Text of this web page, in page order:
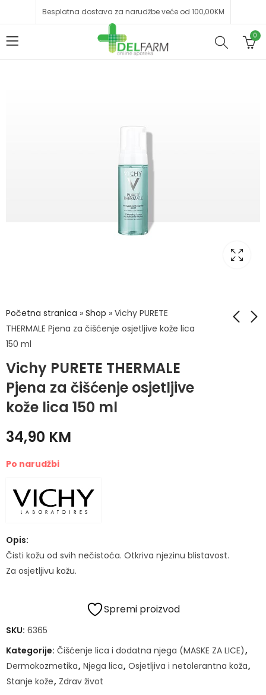
Besplatna dostava za narudžbe veće od 100,00KM
0
Početna stranica » Shop » Vichy PURETE
THERMALE Pjena za čišćenje osjetljive kože lica
150 ml
Vichy PURETE THERMALE
Pjena za čišćenje osjetljive
kože lica 150 ml
thermal Legere
Lagana krema za
hidrataciju
49,50
tanku kosu 200 ML
39,90
34,90 KM
Po narudžbi
Opis:
Čisti kožu od svih nečistoća. Otkriva njezinu blistavost.
Za osjetljivu kožu.
Spremi proizvod
SKU: 6365
Kategorije: Čišćenje lica i dodatna njega (MASKE ZA LICE),
Dermokozmetika, Njega lica, Osjetljiva i netolerantna koža,
Stanje kože, Zdrav život